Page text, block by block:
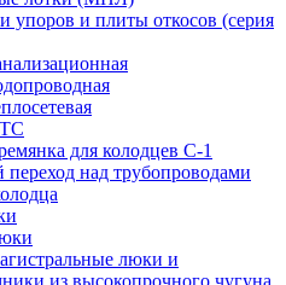
упоров и плиты откосов (серия
для колодцев С-1
над трубопроводами
люки и
из высокопрочного чугуна